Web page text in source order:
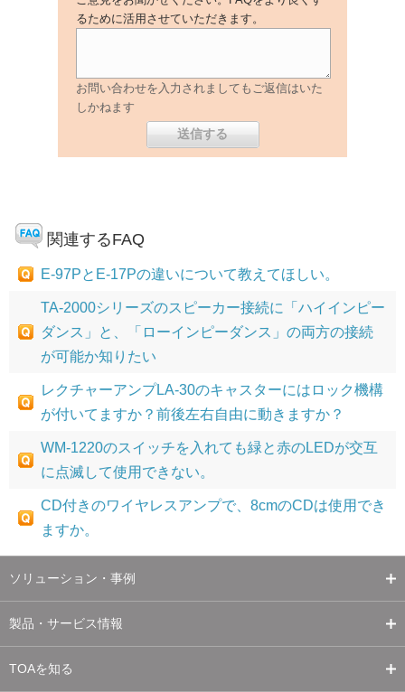
るために活用させていただきます。
お問い合わせを入力されましてもご返信はいた
しかねます
関連するFAQ
E-97PとE-17Pの違いについて教えてほしい。
TA-2000シリーズのスピーカー接続に「ハイインピー
ダンス」と、「ローインピーダンス」の両方の接続
が可能か知りたい
レクチャーアンプLA-30のキャスターにはロック機構
が付いてますか？前後左右自由に動きますか？
WM-1220のスイッチを入れても緑と赤のLEDが交互
に点滅して使用できない。
CD付きのワイヤレスアンプで、8cmのCDは使用でき
ますか。
ソリューション・事例
製品・サービス情報
TOAを知る